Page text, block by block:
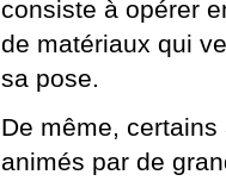
consiste à opérer
de matériaux qui
sa pose.
De même,
animés par de